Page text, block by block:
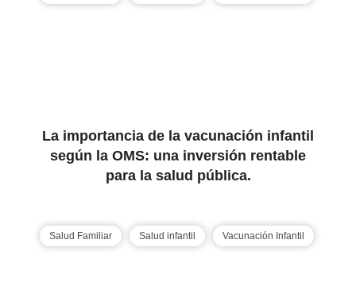
La importancia de la vacunación infantil
según la OMS: una inversión rentable
para la salud pública.
Salud Familiar Salud infantil Vacunación Infantil